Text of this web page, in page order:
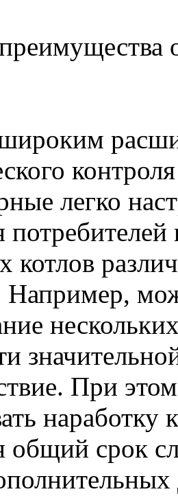
широким
легко
потребителей
котлов
Например,
При
наработку
общий срок